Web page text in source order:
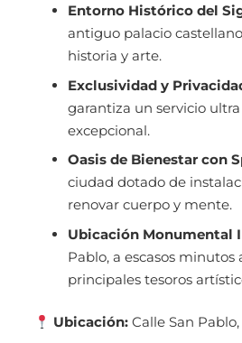
Entorno Histórico del
antiguo palacio
historia y arte.
Exclusividad y
garantiza un servicio
excepcional.
Oasis de Bienestar con
ciudad dotado de
renovar cuerpo y mente.
Ubicación Monumental
Pablo, a escasos minutos
principales tesoros
Ubicación:Calle San